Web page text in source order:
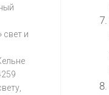
свет и